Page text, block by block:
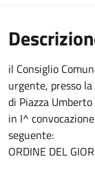
il Consiglio
urgente, presso
di Piazza
in I^
seguente:
ORDINE DEL